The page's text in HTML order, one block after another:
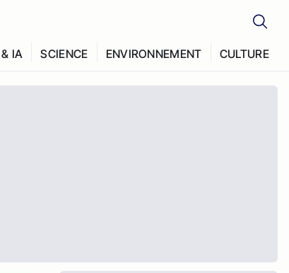
IA SCIENCE ENVIRONNEMENT CULTURE